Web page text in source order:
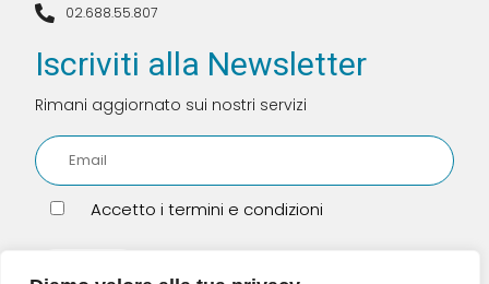
02.688.55.807
Iscriviti alla Newsletter
Rimani aggiornato sui nostri servizi
Accetto i termini e condizioni